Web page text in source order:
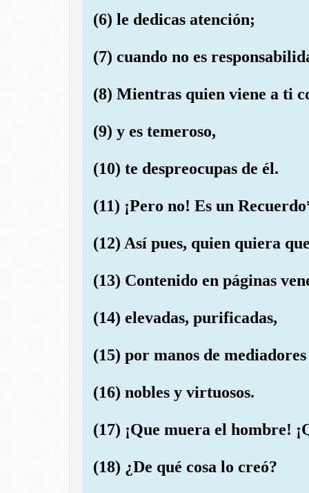
(6) le dedicas atención;
(7) cuando no es
(8) Mientras quien viene a ti
(9) y es temeroso,
(10) te despreocupas de él.
(11) ¡Pero no! Es un
(12) Así pues, quien quiera
(13) Contenido en páginas
(14) elevadas, purificadas,
(15) por manos de mediadores
(16) nobles y virtuosos.
(17) ¡Que muera el hombre!
(18) ¿De qué cosa lo creó?